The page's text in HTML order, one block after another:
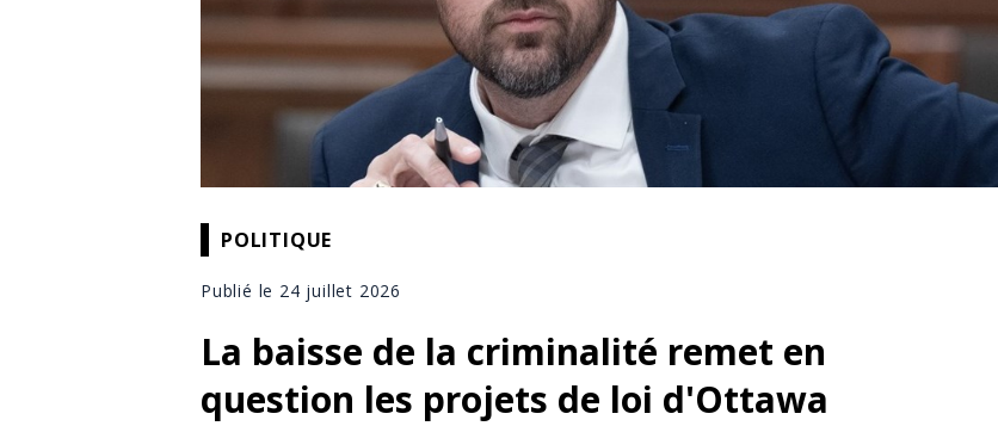
POLITIQUE
Publié le 24 juillet 2026
La baisse de la criminalité remet en
question les projets de loi d'Ottawa